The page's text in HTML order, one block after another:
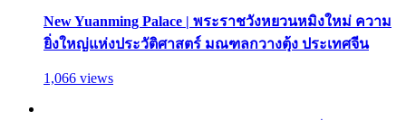
New Yuanming Palace | พระราชวังหยวนหมิงใหม่ ความ
ยิ่งใหญ่แห่งประวัติศาสตร์ มณฑลกวางตุ้ง ประเทศจีน
1,066 views